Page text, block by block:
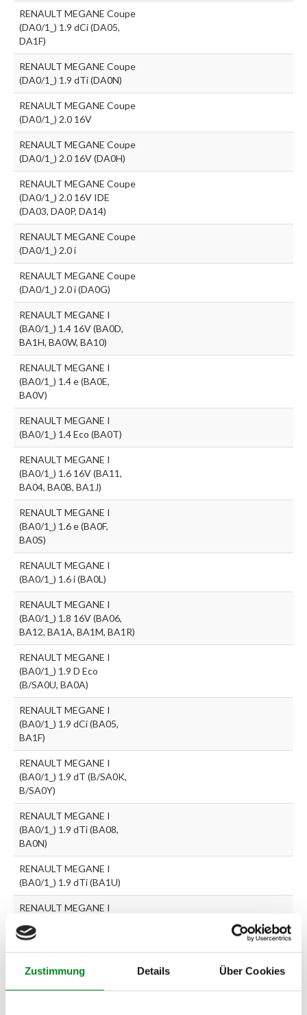
Zustimmung Details Über Cookies
RENAULT MEGANE Coupe
(DA0/1_) 1.9 dCi (DA05,
DA1F)
RENAULT MEGANE Coupe
(DA0/1_) 1.9 dTi (DA0N)
RENAULT MEGANE Coupe
(DA0/1_) 2.0 16V
RENAULT MEGANE Coupe
(DA0/1_) 2.0 16V (DA0H)
RENAULT MEGANE Coupe
(DA0/1_) 2.0 16V IDE
(DA03, DA0P, DA14)
RENAULT MEGANE Coupe
(DA0/1_) 2.0 i
RENAULT MEGANE Coupe
(DA0/1_) 2.0 i (DA0G)
RENAULT MEGANE I
(BA0/1_) 1.4 16V (BA0D,
BA1H, BA0W, BA10)
RENAULT MEGANE I
(BA0/1_) 1.4 e (BA0E,
BA0V)
RENAULT MEGANE I
(BA0/1_) 1.4 Eco (BA0T)
RENAULT MEGANE I
(BA0/1_) 1.6 16V (BA11,
BA04, BA0B, BA1J)
RENAULT MEGANE I
(BA0/1_) 1.6 e (BA0F,
BA0S)
RENAULT MEGANE I
(BA0/1_) 1.6 i (BA0L)
RENAULT MEGANE I
(BA0/1_) 1.8 16V (BA06,
BA12, BA1A, BA1M, BA1R)
RENAULT MEGANE I
(BA0/1_) 1.9 D Eco
(B/SA0U, BA0A)
RENAULT MEGANE I
(BA0/1_) 1.9 dCi (BA05,
BA1F)
RENAULT MEGANE I
(BA0/1_) 1.9 dT (B/SA0K,
B/SA0Y)
RENAULT MEGANE I
(BA0/1_) 1.9 dTi (BA08,
BA0N)
RENAULT MEGANE I
(BA0/1_) 1.9 dTi (BA1U)
RENAULT MEGANE I